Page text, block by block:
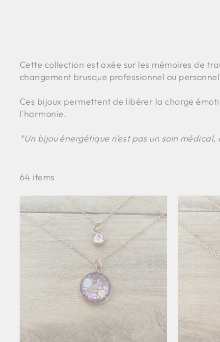
Cette collection est axée sur les mémoires de
changement brusque professionnel ou
Ces bijoux permettent de libérer la charge
l'harmonie.
*Un bijou énergétique n’est pas un soin
64 items